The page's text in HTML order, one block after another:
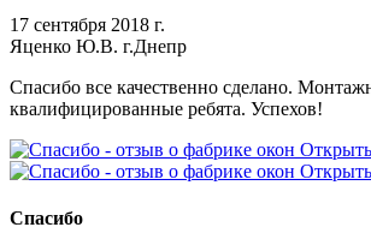
17 сентября 2018 г.
Яценко Ю.В. г.Днепр
Спасибо все качественно сделано.
квалифицированные ребята. Успехов!
Спасибо